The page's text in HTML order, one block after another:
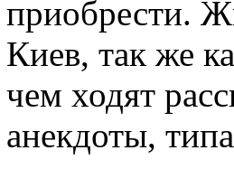
приобрести.
Киев, так же
чем ходят
анекдоты,